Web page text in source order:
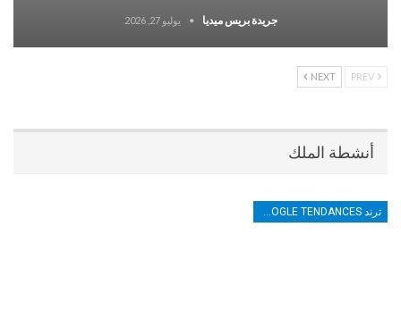
جريدة بريس ميديا يوليو 27, 2026
NEXT
أنشطة الملك